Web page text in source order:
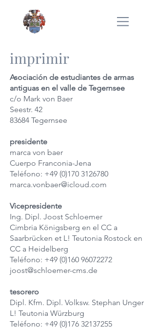
imprimir
Asociación de estudiantes de armas
antiguas en el valle de Tegernsee
c/o Mark von Baer
Seestr. 42
83684 Tegernsee
presidente
marca von baer
Cuerpo Franconia-Jena
Teléfono: +49 (0)170 3126780
marca.vonbaer@icloud.com
Vicepresidente
Ing. Dipl. Joost Schloemer
Cimbria Königsberg en el CC a
Saarbrücken et L! Teutonia Rostock en
CC a Heidelberg
Teléfono: +49 (0)160 96072272
joost@schloemer-cms.de
tesorero
Dipl. Kfm. Dipl. Volksw. Stephan Unger
L! Teutonia Würzburg
Teléfono: +49 (0)176 32137255